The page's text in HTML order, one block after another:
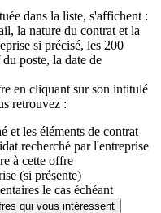
dans la liste, s'affichent :
la nature du contrat et la
si précisé, les 200
poste, la date de
en cliquant sur son intitulé
retrouvez :
et les éléments de contrat
recherché par l'entreprise
à cette offre
(si présente)
le cas échéant
qui vous intéressent